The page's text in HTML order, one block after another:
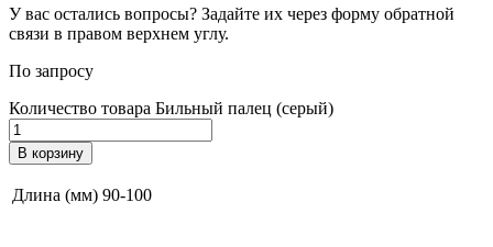
У вас остались вопросы? Задайте их через форму обратной
связи в правом верхнем углу.
По запросу
Количество товара Бильный палец (серый)
В корзину
Длина (мм) 90-100